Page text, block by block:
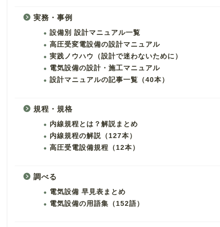
実務・事例
設備別 設計マニュアル一覧
高圧受変電設備の設計マニュアル
実践ノウハウ（設計で迷わないために）
電気設備の設計・施工マニュアル
設計マニュアルの記事一覧（40本）
規程・規格
内線規程とは？解説まとめ
内線規程の解説（127本）
高圧受電設備規程（12本）
調べる
電気設備 早見表まとめ
電気設備の用語集（152語）